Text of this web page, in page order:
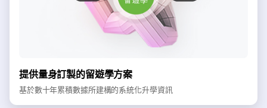
提供量身訂製的留遊學方案
基於數十年累積數據所建構的系統化升學資訊